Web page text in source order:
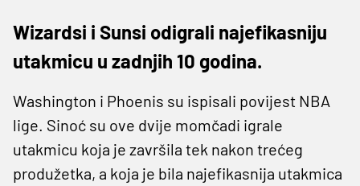
Wizardsi i Sunsi odigrali najefikasniju
utakmicu u zadnjih 10 godina.
Washington i Phoenis su ispisali povijest NBA
lige. Sinoć su ove dvije momčadi igrale
utakmicu koja je završila tek nakon trećeg
produžetka, a koja je bila najefikasnija utakmica